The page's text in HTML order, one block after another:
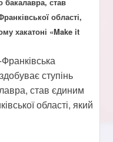
області,
хакатоні «Make it
ступінь
став єдиним
області, який